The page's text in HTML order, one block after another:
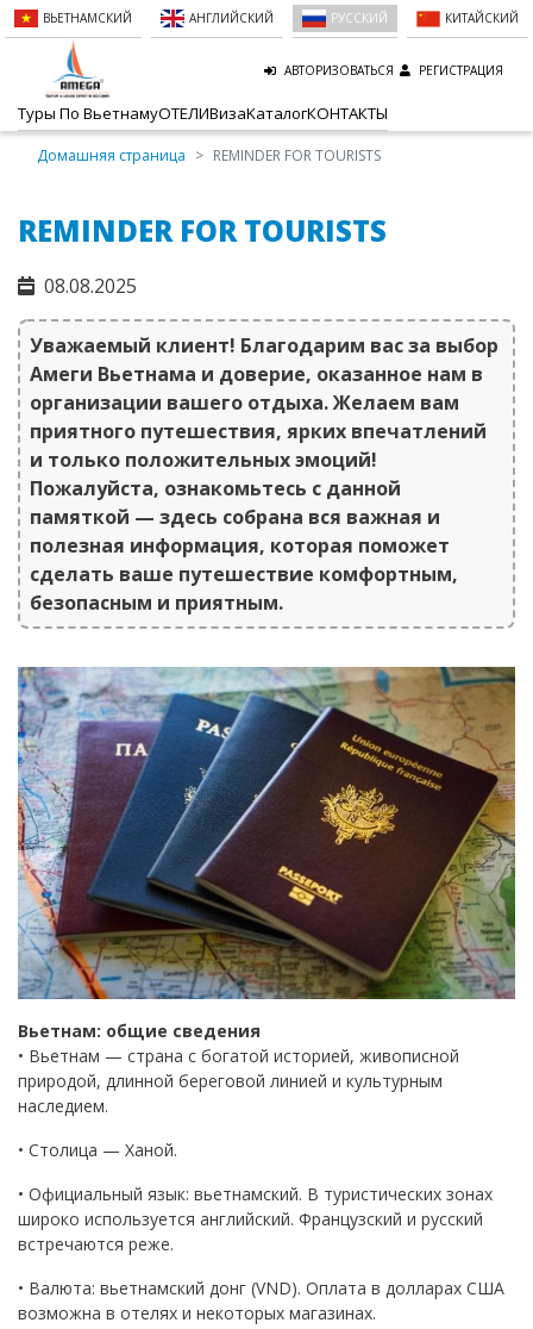
ВЬЕТНАМСКИЙ АНГЛИЙСКИЙ РУССКИЙ КИТАЙСКИЙ
АВТОРИЗОВАТЬСЯ РЕГИСТРАЦИЯ
Туры По ВьетнамуОТЕЛИВизаKаталогКОНТАКТЫ
Домашняя страница REMINDER FOR TOURISTS
REMINDER FOR TOURISTS
08.08.2025
Уважаемый клиент! Благодарим вас за выбор
Амеги Вьетнама и доверие, оказанное нам в
организации вашего отдыха. Желаем вам
приятного путешествия, ярких впечатлений
и только положительных эмоций!
Пожалуйста, ознакомьтесь с данной
памяткой — здесь собрана вся важная и
полезная информация, которая поможет
сделать ваше путешествие комфортным,
безопасным и приятным.
Вьетнам: общие сведения
• Вьетнам — страна с богатой историей, живописной
природой, длинной береговой линией и культурным
наследием.
• Столица — Ханой.
• Официальный язык: вьетнамский. В туристических зонах
широко используется английский. Французский и русский
встречаются реже.
• Валюта: вьетнамский донг (VND). Оплата в долларах США
возможна в отелях и некоторых магазинах.